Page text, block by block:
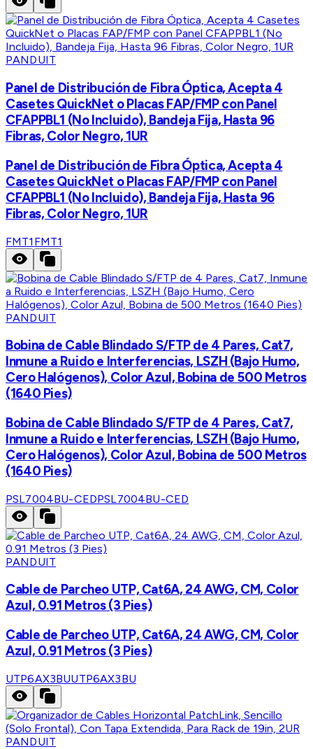
PANDUIT
Panel de Distribución de Fibra Óptica, Acepta 4
Casetes QuickNet o Placas FAP/FMP con Panel
CFAPPBL1 (No Incluido), Bandeja Fija, Hasta 96
Fibras, Color Negro, 1UR
Panel de Distribución de Fibra Óptica, Acepta 4
Casetes QuickNet o Placas FAP/FMP con Panel
CFAPPBL1 (No Incluido), Bandeja Fija, Hasta 96
Fibras, Color Negro, 1UR
FMT1 FMT1
PANDUIT
Bobina de Cable Blindado S/FTP de 4 Pares, Cat7,
Inmune a Ruido e Interferencias, LSZH (Bajo Humo,
Cero Halógenos), Color Azul, Bobina de 500 Metros
(1640 Pies)
Bobina de Cable Blindado S/FTP de 4 Pares, Cat7,
Inmune a Ruido e Interferencias, LSZH (Bajo Humo,
Cero Halógenos), Color Azul, Bobina de 500 Metros
(1640 Pies)
PSL7004BU-CEDPSL7004BU-CED
PANDUIT
Cable de Parcheo UTP, Cat6A, 24 AWG, CM, Color
Azul, 0.91 Metros (3 Pies)
Cable de Parcheo UTP, Cat6A, 24 AWG, CM, Color
Azul, 0.91 Metros (3 Pies)
UTP6AX3BUUTP6AX3BU
PANDUIT